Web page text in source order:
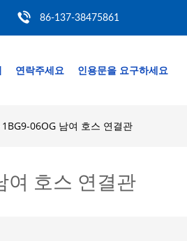
86-137-38475861
연락주세요 인용문을 요구하세요
06OG 남여 호스 연결관
여 호스 연결관